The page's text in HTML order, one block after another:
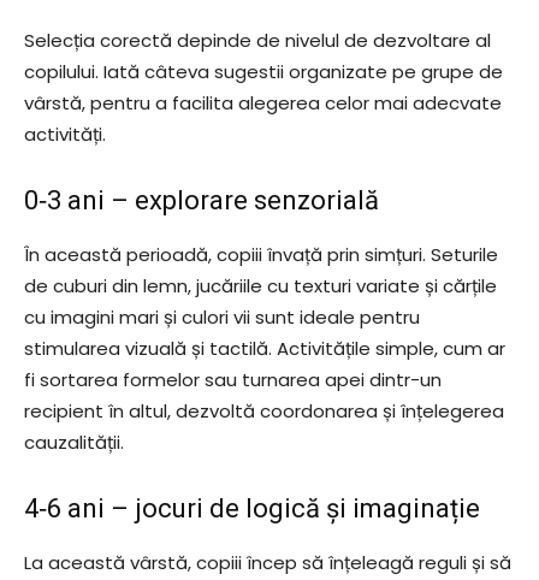
Selecția corectă depinde de nivelul de dezvoltare al
copilului. Iată câteva sugestii organizate pe grupe de
vârstă, pentru a facilita alegerea celor mai adecvate
activități.
0‑3 ani – explorare senzorială
În această perioadă, copiii învață prin simțuri. Seturile
de cuburi din lemn, jucăriile cu texturi variate și cărțile
cu imagini mari și culori vii sunt ideale pentru
stimularea vizuală și tactilă. Activitățile simple, cum ar
fi sortarea formelor sau turnarea apei dintr-un
recipient în altul, dezvoltă coordonarea și înțelegerea
cauzalității.
4‑6 ani – jocuri de logică și imaginație
La această vârstă, copiii încep să înțeleagă reguli și să